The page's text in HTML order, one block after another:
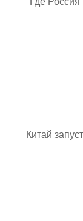
Китай